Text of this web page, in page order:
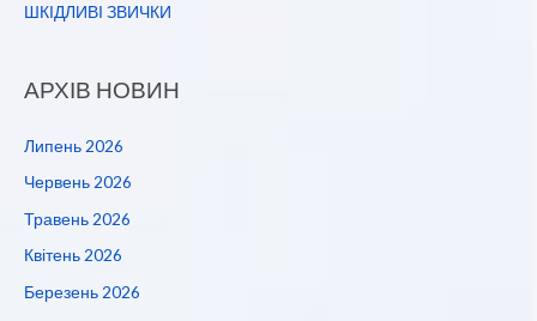
ШКІДЛИВІ ЗВИЧКИ
АРХІВ НОВИН
Липень 2026
Червень 2026
Травень 2026
Квітень 2026
Березень 2026